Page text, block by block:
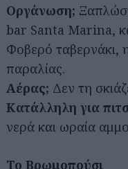
Οργάνωση;
bar Santa Marina,
Φοβερό ταβερνάκι,
παραλίας.
Αέρας; Δεν τη
Κατάλληλη για
νερά και ωραία
Το Βρωμοπούσι